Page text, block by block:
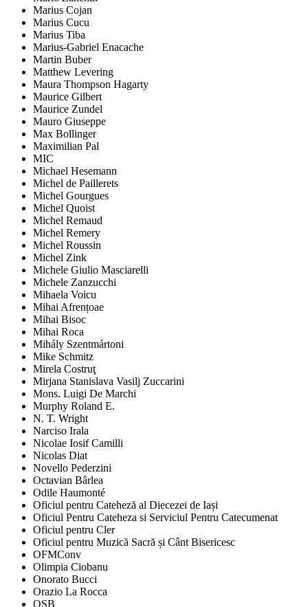
Marius Cojan
Marius Cucu
Marius Tiba
Marius-Gabriel Enacache
Martin Buber
Matthew Levering
Maura Thompson Hagarty
Maurice Gilbert
Maurice Zundel
Mauro Giuseppe
Max Bollinger
Maximilian Pal
MIC
Michael Hesemann
Michel de Paillerets
Michel Gourgues
Michel Quoist
Michel Remaud
Michel Remery
Michel Roussin
Michel Zink
Michele Giulio Masciarelli
Michele Zanzucchi
Mihaela Voicu
Mihai Afrențoae
Mihai Bisoc
Mihai Roca
Mihály Szentmártoni
Mike Schmitz
Mirela Costruţ
Mirjana Stanislava Vasilj Zuccarini
Mons. Luigi De Marchi
Murphy Roland E.
N. T. Wright
Narciso Irala
Nicolae Iosif Camilli
Nicolas Diat
Novello Pederzini
Octavian Bârlea
Odile Haumonté
Oficiul pentru Cateheză al Diecezei de Iași
Oficiul Pentru Cateheza si Serviciul Pentru Catecumenat
Oficiul pentru Cler
Oficiul pentru Muzică Sacră și Cânt Bisericesc
OFMConv
Olimpia Ciobanu
Onorato Bucci
Orazio La Rocca
OSB